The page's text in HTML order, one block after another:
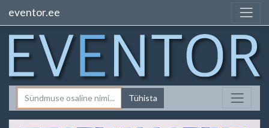
eventor.ee
Tühista